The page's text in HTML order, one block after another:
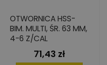
OTWORNICA HSS-
BIM. MULTI, ŚR. 63 MM,
4-6 Z/CAL
Cena
71,43 zł